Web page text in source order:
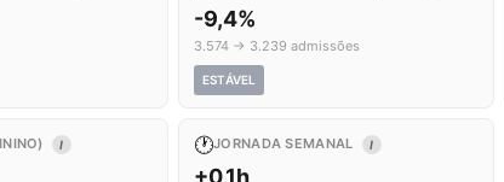
-9,4%
3.574 → 3.239 admissões
ESTÁVEL
I 🕐JORNADA SEMANAL I
+0,1h